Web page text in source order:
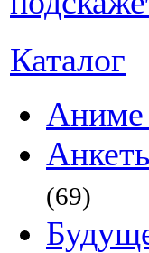
Каталог
(69)